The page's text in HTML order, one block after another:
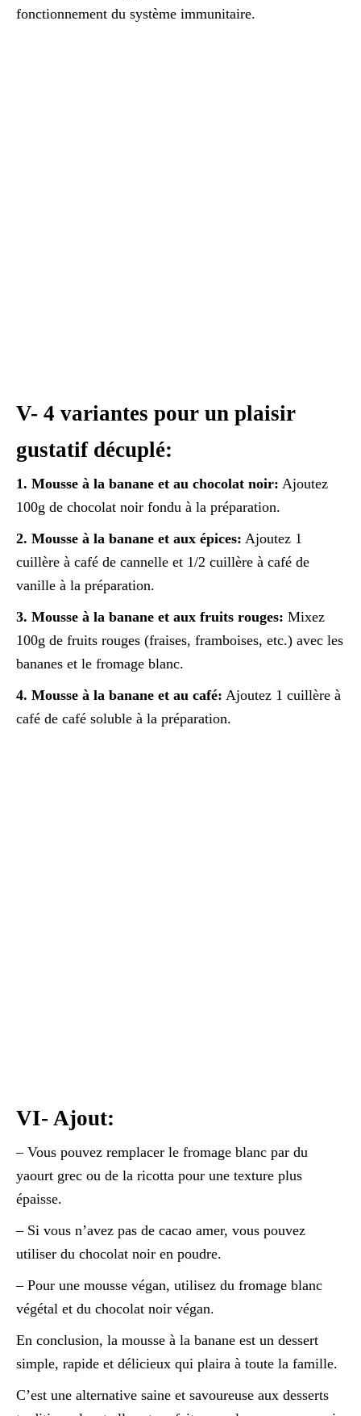
fonctionnement du système immunitaire.
V- 4 variantes pour un plaisir
gustatif décuplé:
1. Mousse à la banane et au chocolat noir: Ajoutez
100g de chocolat noir fondu à la préparation.
2. Mousse à la banane et aux épices: Ajoutez 1
cuillère à café de cannelle et 1/2 cuillère à café de
vanille à la préparation.
3. Mousse à la banane et aux fruits rouges: Mixez
100g de fruits rouges (fraises, framboises, etc.) avec les
bananes et le fromage blanc.
4. Mousse à la banane et au café: Ajoutez 1 cuillère à
café de café soluble à la préparation.
VI- Ajout:
– Vous pouvez remplacer le fromage blanc par du
yaourt grec ou de la ricotta pour une texture plus
épaisse.
– Si vous n’avez pas de cacao amer, vous pouvez
utiliser du chocolat noir en poudre.
– Pour une mousse végan, utilisez du fromage blanc
végétal et du chocolat noir végan.
En conclusion, la mousse à la banane est un dessert
simple, rapide et délicieux qui plaira à toute la famille.
C’est une alternative saine et savoureuse aux desserts